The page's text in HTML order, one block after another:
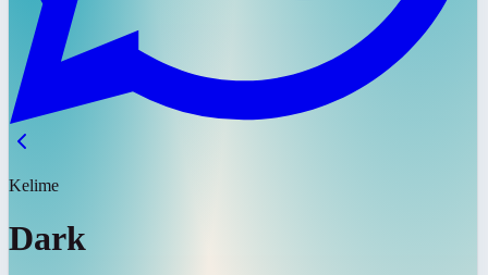
Kelime
Dark